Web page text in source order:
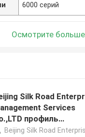
6000 серий
Осмотрите больше
Silk Road
Services
профиль
Beijing Silk Road